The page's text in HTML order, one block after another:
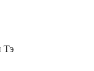
Тэ